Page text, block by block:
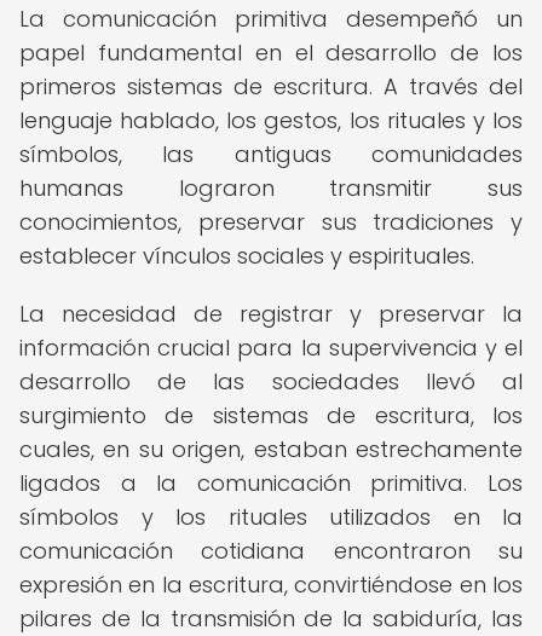
La comunicación primitiva desempeñó un
papel fundamental en el desarrollo de los
primeros sistemas de escritura. A través del
lenguaje hablado, los gestos, los rituales y los
símbolos, las antiguas comunidades
humanas lograron transmitir sus
conocimientos, preservar sus tradiciones y
establecer vínculos sociales y espirituales.
La necesidad de registrar y preservar la
información crucial para la supervivencia y el
desarrollo de las sociedades llevó al
surgimiento de sistemas de escritura, los
cuales, en su origen, estaban estrechamente
ligados a la comunicación primitiva. Los
símbolos y los rituales utilizados en la
comunicación cotidiana encontraron su
expresión en la escritura, convirtiéndose en los
pilares de la transmisión de la sabiduría, las